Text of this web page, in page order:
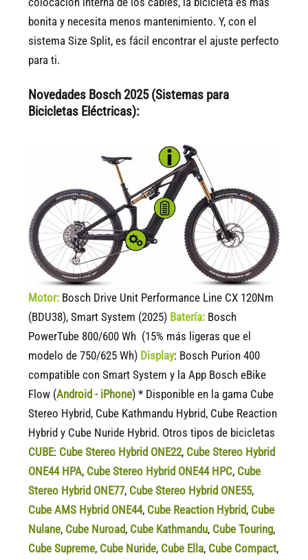
bonita y necesita menos mantenimiento. Y, con el
sistema Size Split, es fácil encontrar el ajuste perfecto
para ti.
Novedades Bosch 2025 (Sistemas para
Bicicletas Eléctricas):
Motor: Bosch Drive Unit Performance Line CX 120Nm
(BDU38), Smart System (2025) Batería: Bosch
PowerTube 800/600 Wh (15% más ligeras que el
modelo de 750/625 Wh) Display: Bosch Purion 400
compatible con Smart System y la App Bosch eBike
Flow (Android - iPhone) * Disponible en la gama Cube
Stereo Hybrid, Cube Kathmandu Hybrid, Cube Reaction
Hybrid y Cube Nuride Hybrid. Otros tipos de bicicletas
CUBE: Cube Stereo Hybrid ONE22, Cube Stereo Hybrid
ONE44 HPA, Cube Stereo Hybrid ONE44 HPC, Cube
Stereo Hybrid ONE77, Cube Stereo Hybrid ONE55,
Cube AMS Hybrid ONE44, Cube Reaction Hybrid, Cube
Nulane, Cube Nuroad, Cube Kathmandu, Cube Touring,
Cube Supreme, Cube Nuride, Cube Ella, Cube Compact,